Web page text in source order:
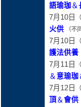
語瑜珈 ＆
7月10日
火供（不
7月10日
護法供養
7月11日
＆ 意瑜珈
7月12日
頂＆會供